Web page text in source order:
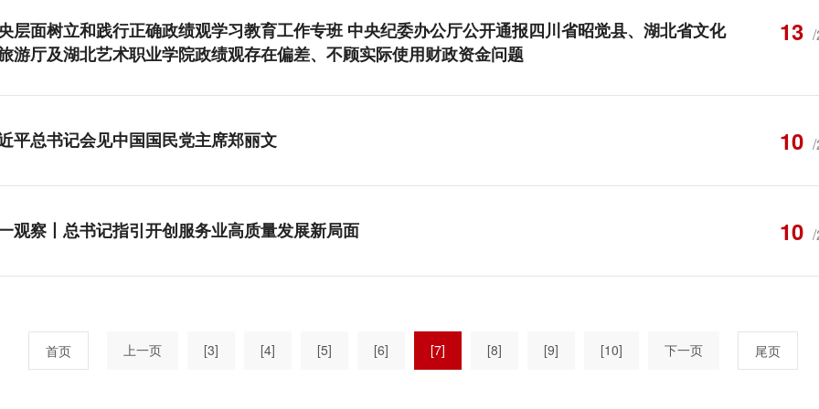
层面树立和践行正确政绩观学习教育工作专班 中央纪委办公厅公开通报四川省昭觉县、湖北省文化
游厅及湖北艺术职业学院政绩观存在偏差、不顾实际使用财政资金问题
13
平总书记会见中国国民党主席郑丽文 10
观察丨总书记指引开创服务业高质量发展新局面 10
首页 上一页 [3] [4] [5] [6] [7] [8] [9] [10] 下一页 尾页